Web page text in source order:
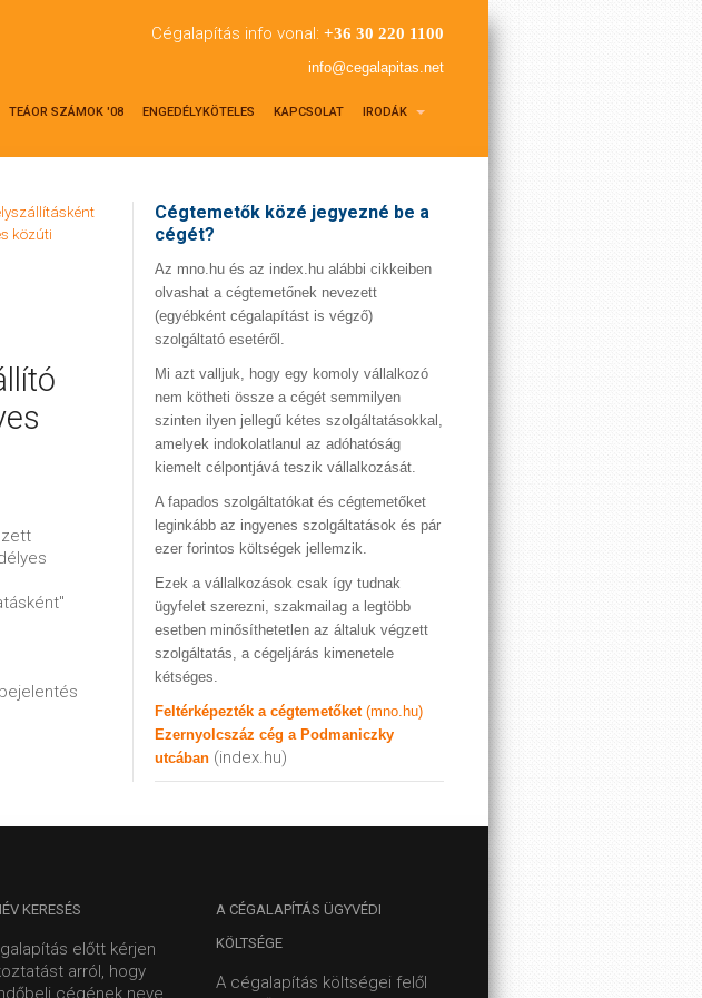
Cégalapítás info vonal: +36 30 220 1100
info@cegalapitas.net
TEÁOR SZÁMOK '08 ENGEDÉLYKÖTELES KAPCSOLAT IRODÁK
közúti
Cégtemetők közé jegyezné be a
cégét?
Az mno.hu és az index.hu alábbi cikkeiben
olvashat a cégtemetőnek nevezett
(egyébként cégalapítást is végző)
szolgáltató esetéről.
Mi azt valljuk, hogy egy komoly vállalkozó
nem kötheti össze a cégét semmilyen
szinten ilyen jellegű kétes szolgáltatásokkal,
amelyek indokolatlanul az adóhatóság
kiemelt célpontjává teszik vállalkozását.
A fapados szolgáltatókat és cégtemetőket
leginkább az ingyenes szolgáltatások és pár
ezer forintos költségek jellemzik.
Ezek a vállalkozások csak így tudnak
ügyfelet szerezni, szakmailag a legtöbb
esetben minősíthetetlen az általuk végzett
szolgáltatás, a cégeljárás kimenetele
kétséges.
Feltérképezték a cégtemetőket (mno.hu)
Ezernyolcszáz cég a Podmaniczky
utcában (index.hu)
KERESÉS
előtt kérjen
arról, hogy
cégének neve
A CÉGALAPÍTÁS ÜGYVÉDI
KÖLTSÉGE
A cégalapítás költségei felől